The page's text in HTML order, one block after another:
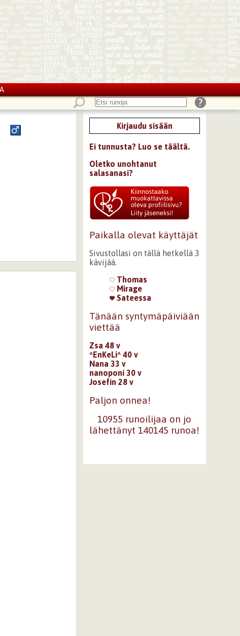
Kirjaudu sisään
Ei tunnusta? Luo se täältä.
Oletko unohtanut
salasanasi?
Paikalla olevat käyttäjät
Sivustollasi on tällä hetkellä 3
kävijää.
Thomas
Mirage
Sateessa
Tänään syntymäpäiviään
viettää
Zsa 48 v
^EnKeLi^ 40 v
Nana 33 v
nanoponi 30 v
Josefín 28 v
Paljon onnea!
10955 runoilijaa on jo
lähettänyt 140145 runoa!